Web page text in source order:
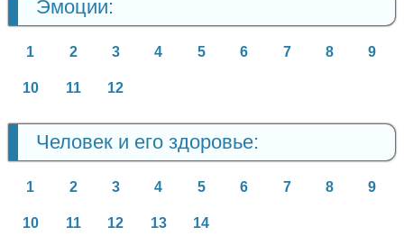
Эмоции:
1 2 3 4 5 6 7 8 9
10 11 12
Человек и его здоровье:
1 2 3 4 5 6 7 8 9
10 11 12 13 14